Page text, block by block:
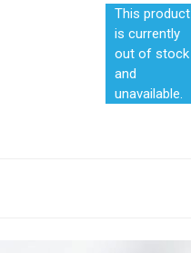
This product
is currently
out of stock
and
unavailable.